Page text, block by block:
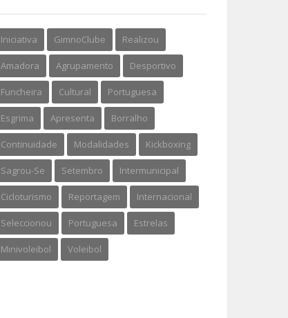
Iniciativa GimnoClube Realizou
Amadora Agrupamento Desportivo
Funcheira Cultural Portuguesa
Esgrima Apresenta Borralho
Continuidade Modalidades Kickboxing
Sagrou-Se Setembro Intermunicipal
Cicloturismo Reportagem Internacional
Seleccionou Portuguesa Estrelas
Minivoleibol Voleibol